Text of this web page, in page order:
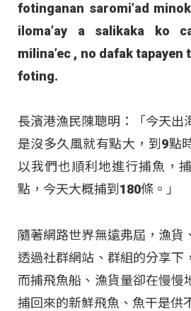
fotinganan saromi’ad
iloma’ay a salikaka ko
milina’ec , no dafak
foting.
長濱港漁民陳聰明：「今天出
是沒多久風就有點大，到9點
以我們也順利地進行捕魚，
點，今天大概捕到180條。」
隨著網路世界無遠弗屆，漁貨
透過社群網站、群組的分享下
而捕飛魚船、漁貨量卻在慢慢
捕回來的新鮮飛魚、魚干是供